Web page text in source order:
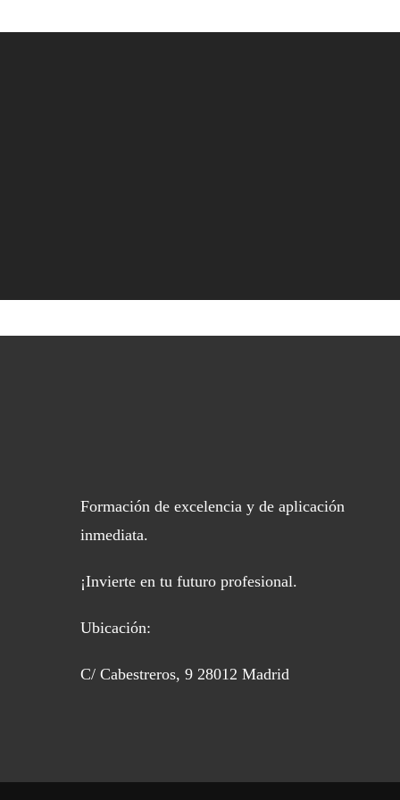
Formación de excelencia y de aplicación
inmediata.
¡Invierte en tu futuro profesional.
Ubicación:
C/ Cabestreros, 9 28012 Madrid